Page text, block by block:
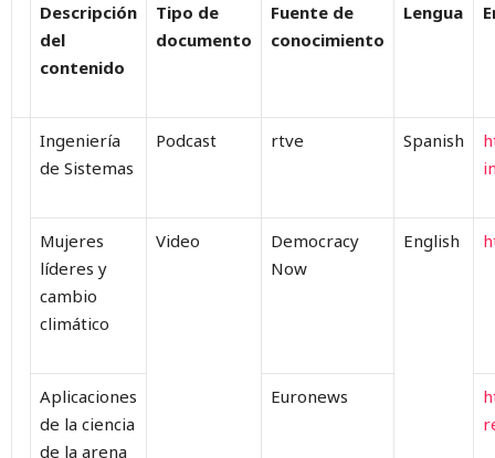
Descripción
del
contenido
Tipo de
documento
Fuente de
conocimiento
Lengua
Ingeniería
de Sistemas
Podcast rtve Spanish
Mujeres
líderes y
cambio
climático
Video
Democracy
Now
English
Aplicaciones
de la ciencia
de la arena
Euronews